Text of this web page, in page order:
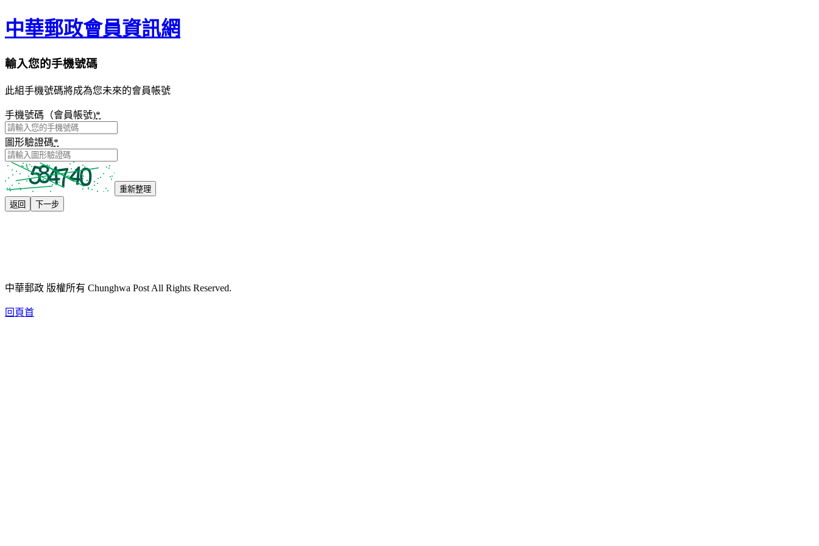
中華郵政會員資訊網
輸入您的手機號碼
此組手機號碼將成為您未來的會員帳號
手機號碼（會員帳號)*
圖形驗證碼*
重新整理
返回
下一步
中華郵政 版權所有 Chunghwa Post All Rights Reserved.
回頁首